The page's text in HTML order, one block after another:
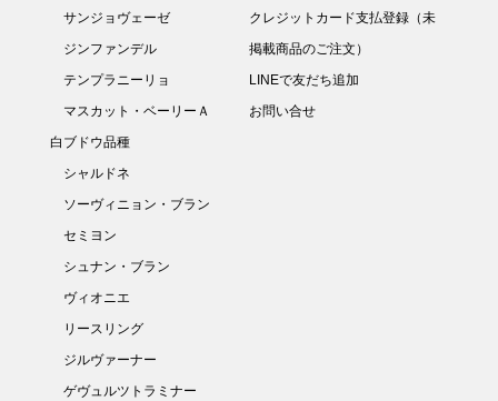
サンジョヴェーゼ
ジンファンデル
テンプラニーリョ
マスカット・ベーリーＡ
白ブドウ品種
シャルドネ
ソーヴィニョン・ブラン
セミヨン
シュナン・ブラン
ヴィオニエ
リースリング
ジルヴァーナー
ゲヴュルツトラミナー
クレジットカード支払登録（未
掲載商品のご注文）
LINEで友だち追加
お問い合せ